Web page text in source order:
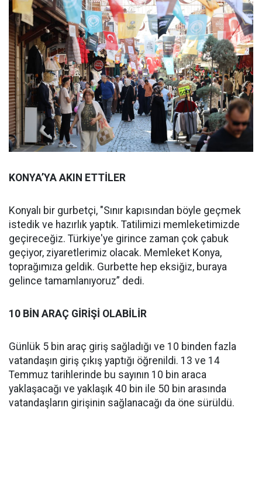
KONYA’YA AKIN ETTİLER
Konyalı bir gurbetçi, "Sınır kapısından böyle geçmek
istedik ve hazırlık yaptık. Tatilimizi memleketimizde
geçireceğiz. Türkiye'ye girince zaman çok çabuk
geçiyor, ziyaretlerimiz olacak. Memleket Konya,
toprağımıza geldik. Gurbette hep eksiğiz, buraya
gelince tamamlanıyoruz” dedi.
10 BİN ARAÇ GİRİŞİ OLABİLİR
Günlük 5 bin araç giriş sağladığı ve 10 binden fazla
vatandaşın giriş çıkış yaptığı öğrenildi. 13 ve 14
Temmuz tarihlerinde bu sayının 10 bin araca
yaklaşacağı ve yaklaşık 40 bin ile 50 bin arasında
vatandaşların girişinin sağlanacağı da öne sürüldü.